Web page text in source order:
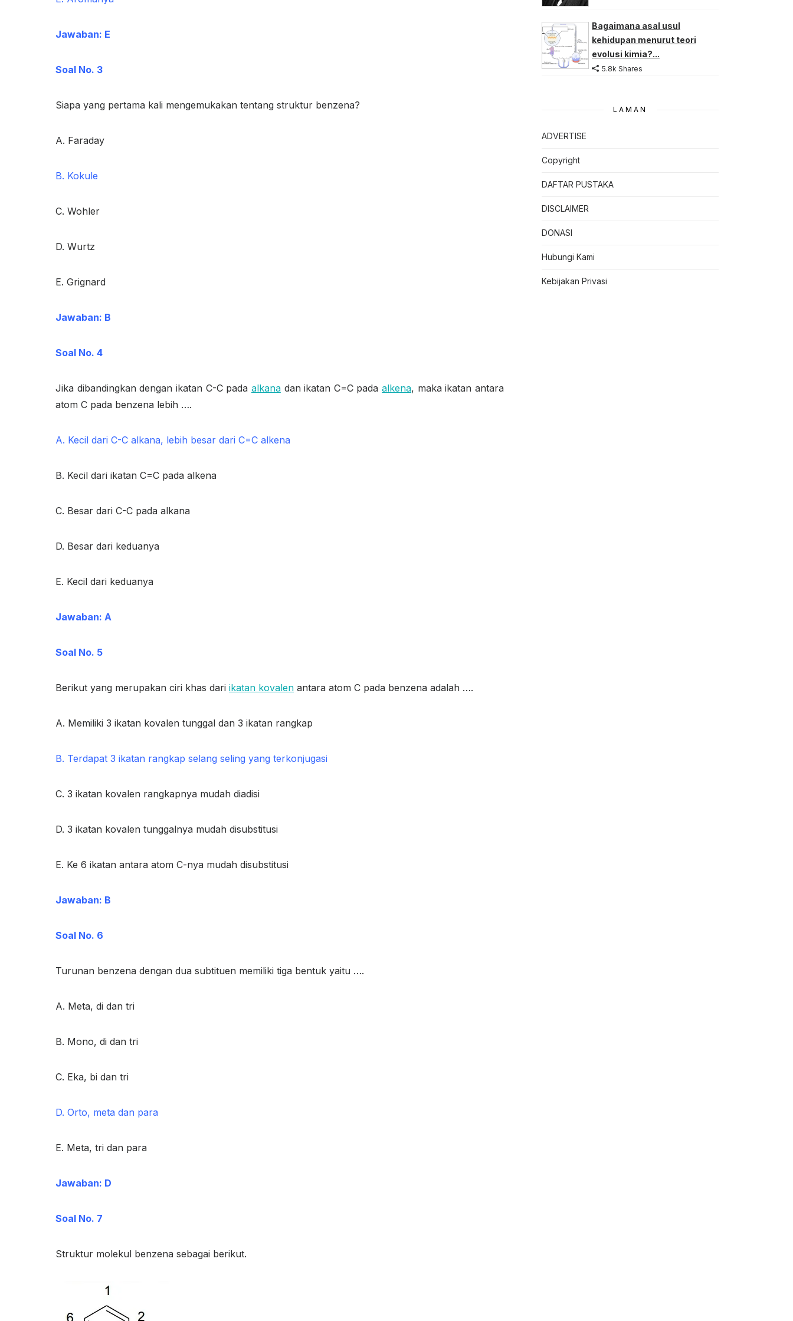
Jawaban: E
Soal No. 3
Siapa yang pertama kali mengemukakan tentang struktur benzena?
A. Faraday
B. Kokule
C. Wohler
D. Wurtz
E. Grignard
Jawaban: B
Soal No. 4
Jika dibandingkan dengan ikatan C-C pada alkanadan ikatan C=C padaalkena, maka ikatan antara
atom C pada benzena lebih ….
A. Kecil dari C-C alkana, lebih besar dari C=C alkena
B. Kecil dari ikatan C=C pada alkena
C. Besar dari C-C pada alkana
D. Besar dari keduanya
E. Kecil dari keduanya
Jawaban: A
Soal No. 5
Berikut yang merupakan ciri khas dari ikatan kovalen antara atom C pada benzena adalah ….
A. Memiliki 3 ikatan kovalen tunggal dan 3 ikatan rangkap
B. Terdapat 3 ikatan rangkap selang seling yang terkonjugasi
C. 3 ikatan kovalen rangkapnya mudah diadisi
D. 3 ikatan kovalen tunggalnya mudah disubstitusi
E. Ke 6 ikatan antara atom C-nya mudah disubstitusi
Jawaban: B
Soal No. 6
Turunan benzena dengan dua subtituen memiliki tiga bentuk yaitu ….
A. Meta, di dan tri
B. Mono, di dan tri
C. Eka, bi dan tri
D. Orto, meta dan para
E. Meta, tri dan para
Jawaban: D
Soal No. 7
Struktur molekul benzena sebagai berikut.
Bagaimana asal usul
kehidupan menurut teori
evolusi kimia?...
5.8k Shares
LAMAN
ADVERTISE
Copyright
DAFTAR PUSTAKA
DISCLAIMER
DONASI
Hubungi Kami
Kebijakan Privasi